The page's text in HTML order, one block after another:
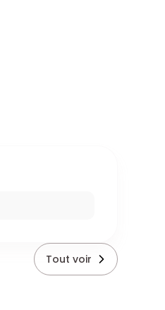
Tout voir